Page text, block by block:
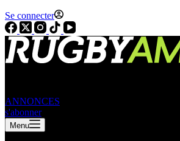
Se connecter
ANNONCES
s'abonner
Menu